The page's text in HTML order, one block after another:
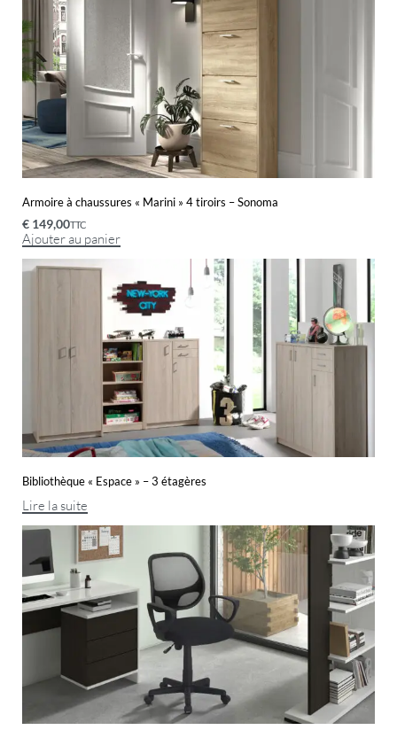
Armoire à chaussures « Marini » 4 tiroirs – Sonoma
€ 149,00TTC
Ajouter au panier
Bibliothèque « Espace » – 3 étagères
Lire la suite